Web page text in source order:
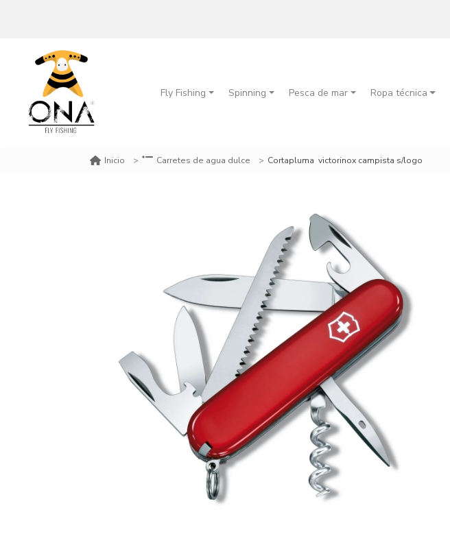
Fly Fishing Spinning Pesca de mar Ropa técnica
Inicio Carretes de agua dulce Cortapluma victorinox campista s/logo